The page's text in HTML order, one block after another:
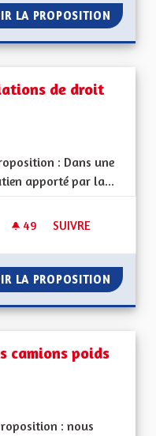
LA PROPOSITION
de droit
: Dans une
apporté par la...
49 49 ABONNÉS
SUIVRE
LA PROPOSITION QUEL
camions poids
: nous